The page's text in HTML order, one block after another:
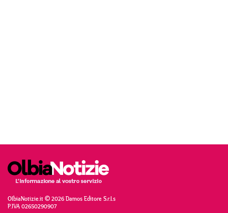
OlbiaNotizie.it © 2026 Damos Editore S.r.l.s
P.IVA 02650290907